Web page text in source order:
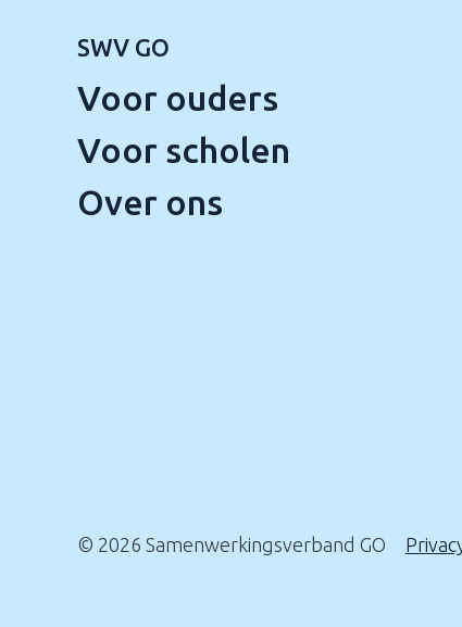
SWV GO
Voor ouders
Voor scholen
Over ons
© 2026 Samenwerkingsverband GO